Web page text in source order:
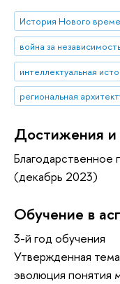
История Нового
война за
интеллектуальная
региональная
Достижения
(декабрь 2023)
Обучение в
3-й год обучения
Утвержденная
эволюция понятия